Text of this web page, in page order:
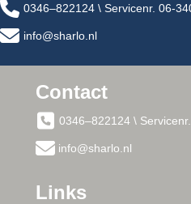
0346–822124 \ Servicenr. 06-
info@sharlo.nl
Contact
0346–822124 \
info@sharlo.nl
Links